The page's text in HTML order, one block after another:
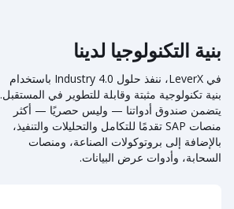
بنية التكنولوجيا لدينا
في LeverX، ننفذ حلول Industry 4.0 باستخدام
بنية تكنولوجية مثبتة وقابلة للتطوير في المستقبل.
يتضمن صندوق أدواتنا — وليس حصريًا — أكثر
منصات SAP تقدمًا للتكامل والتحليلات والتنفيذ،
بالإضافة إلى بروتوكولات الصناعة، ومنصات
السحابة، وأدوات عرض البيانات.